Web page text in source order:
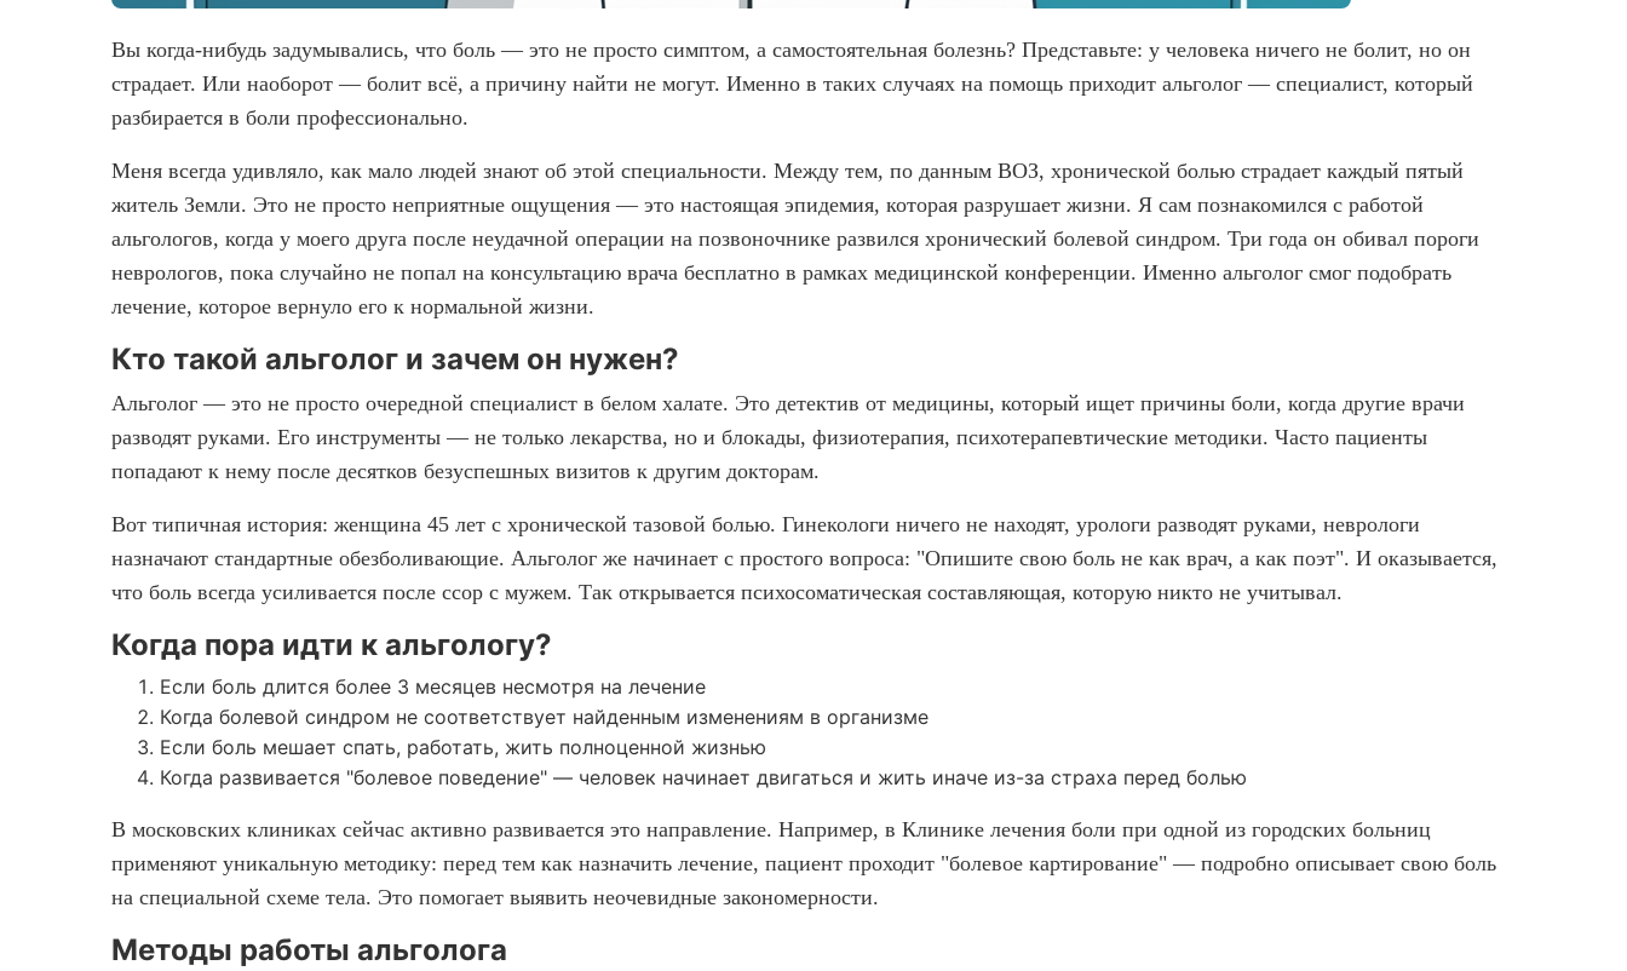
Вы когда-нибудь задумывались, что боль — это не просто симптом, а самостоятельная болезнь? Представьте: у человека ничего не болит, но он
страдает. Или наоборот — болит всё, а причину найти не могут. Именно в таких случаях на помощь приходит альголог — специалист, который
разбирается в боли профессионально.
Меня всегда удивляло, как мало людей знают об этой специальности. Между тем, по данным ВОЗ, хронической болью страдает каждый пятый
житель Земли. Это не просто неприятные ощущения — это настоящая эпидемия, которая разрушает жизни. Я сам познакомился с работой
альгологов, когда у моего друга после неудачной операции на позвоночнике развился хронический болевой синдром. Три года он обивал пороги
неврологов, пока случайно не попал на консультацию врача бесплатно в рамках медицинской конференции. Именно альголог смог подобрать
лечение, которое вернуло его к нормальной жизни.
Кто такой альголог и зачем он нужен?
Альголог — это не просто очередной специалист в белом халате. Это детектив от медицины, который ищет причины боли, когда другие врачи
разводят руками. Его инструменты — не только лекарства, но и блокады, физиотерапия, психотерапевтические методики. Часто пациенты
попадают к нему после десятков безуспешных визитов к другим докторам.
Вот типичная история: женщина 45 лет с хронической тазовой болью. Гинекологи ничего не находят, урологи разводят руками, неврологи
назначают стандартные обезболивающие. Альголог же начинает с простого вопроса: "Опишите свою боль не как врач, а как поэт". И оказывается,
что боль всегда усиливается после ссор с мужем. Так открывается психосоматическая составляющая, которую никто не учитывал.
Когда пора идти к альгологу?
Если боль длится более 3 месяцев несмотря на лечение
Когда болевой синдром не соответствует найденным изменениям в организме
Если боль мешает спать, работать, жить полноценной жизнью
Когда развивается "болевое поведение" — человек начинает двигаться и жить иначе из-за страха перед болью
В московских клиниках сейчас активно развивается это направление. Например, в Клинике лечения боли при одной из городских больниц
применяют уникальную методику: перед тем как назначить лечение, пациент проходит "болевое картирование" — подробно описывает свою боль
на специальной схеме тела. Это помогает выявить неочевидные закономерности.
Методы работы альголога